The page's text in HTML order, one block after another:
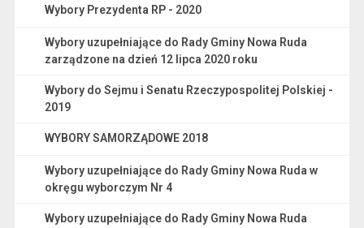
Wybory Prezydenta RP - 2020
Wybory uzupełniające do Rady Gminy Nowa Ruda
zarządzone na dzień 12 lipca 2020 roku
Wybory do Sejmu i Senatu Rzeczypospolitej Polskiej -
2019
WYBORY SAMORZĄDOWE 2018
Wybory uzupełniające do Rady Gminy Nowa Ruda w
okręgu wyborczym Nr 4
Wybory uzupełniające do Rady Gminy Nowa Ruda